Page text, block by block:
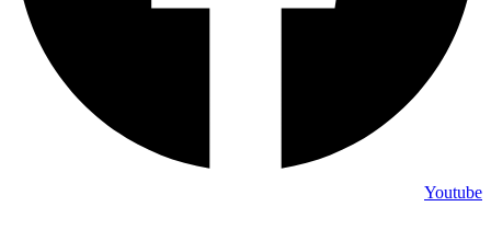
Youtube